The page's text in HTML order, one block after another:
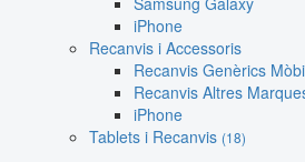
iPhone
Recanvis i Accessoris
Recanvis Genèrics
Recanvis Altres
iPhone
Tablets i Recanvis (18)